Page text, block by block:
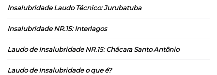
Insalubridade Laudo Técnico: Jurubatuba
Insalubridade NR.15: Interlagos
Laudo de Insalubridade NR.15: Chácara Santo Antônio
Laudo de Insalubridade o que é?